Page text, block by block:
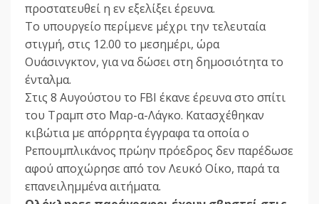
προστατευθεί η εν εξελίξει έρευνα.
Το υπουργείο περίμενε μέχρι την τελευταία
στιγμή, στις 12.00 το μεσημέρι, ώρα
Ουάσινγκτον, για να δώσει στη δημοσιότητα το
ένταλμα.
Στις 8 Αυγούστου το FBI έκανε έρευνα στο σπίτι
του Τραμπ στο Μαρ-α-Λάγκο. Κατασχέθηκαν
κιβώτια με απόρρητα έγγραφα τα οποία ο
Ρεπουμπλικάνος πρώην πρόεδρος δεν παρέδωσε
αφού αποχώρησε από τον Λευκό Οίκο, παρά τα
επανειλημμένα αιτήματα.